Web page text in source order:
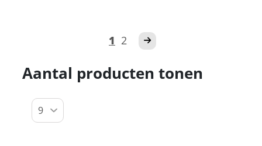
1 2
Aantal producten tonen